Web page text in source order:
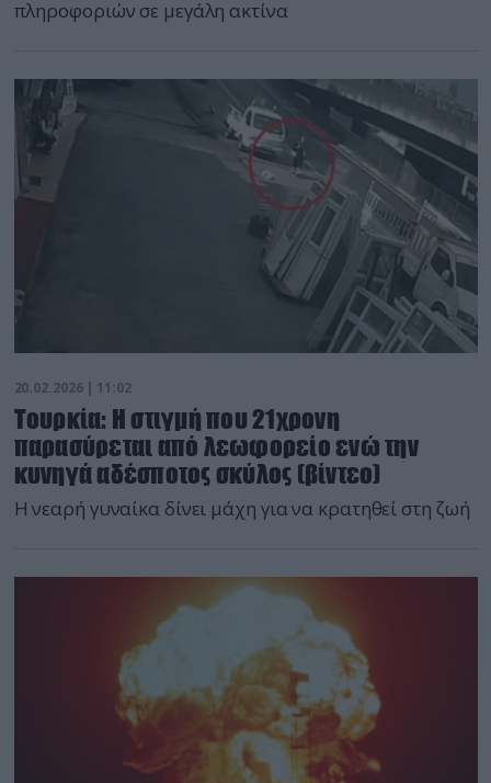
πληροφοριών σε μεγάλη ακτίνα
20.02.2026 | 11:02
Τουρκία: H στιγμή που 21χρονη
παρασύρεται από λεωφορείο ενώ την
κυνηγά αδέσποτος σκύλος (βίντεο)
Η νεαρή γυναίκα δίνει μάχη για να κρατηθεί στη ζωή